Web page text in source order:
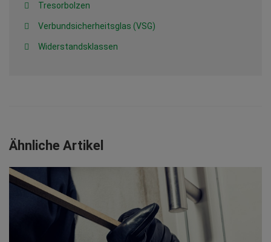
Tresorbolzen
Verbundsicherheitsglas (VSG)
Widerstandsklassen
Ähnliche Artikel